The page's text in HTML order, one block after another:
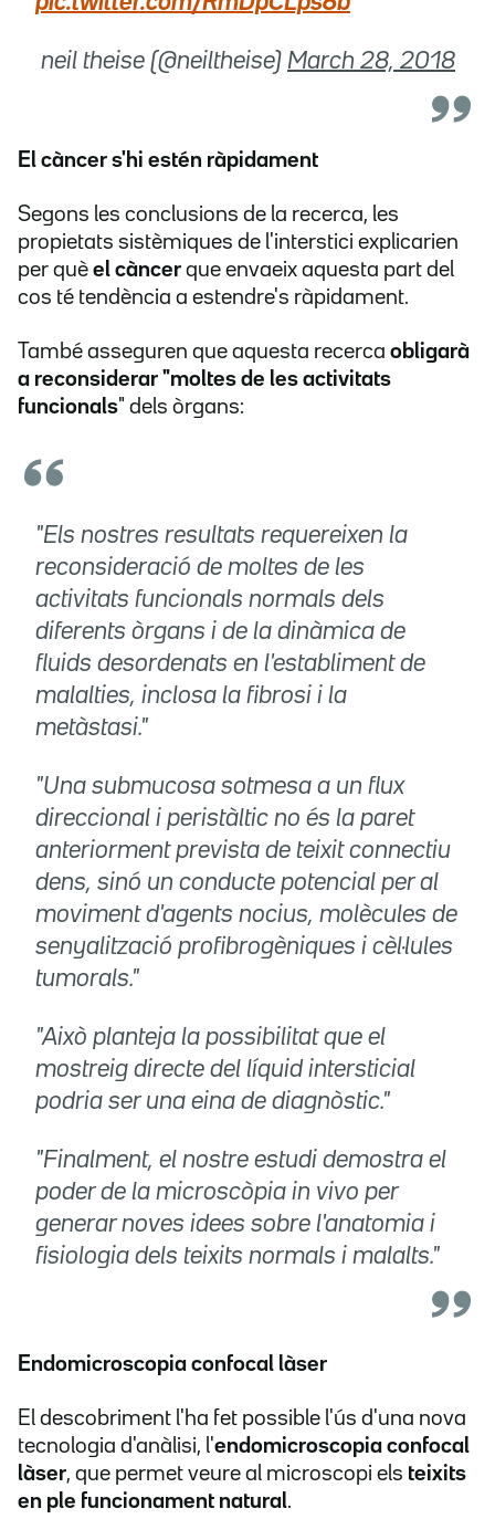
 neil theise (@neiltheise) March 28, 2018
El càncer s'hi estén ràpidament
Segons les conclusions de la recerca, les
propietats sistèmiques de l'interstici explicarien
per què el càncer que envaeix aquesta part del
cos té tendència a estendre's ràpidament.
També asseguren que aquesta recerca obligarà
a reconsiderar "moltes de les activitats
funcionals" dels òrgans:
"Els nostres resultats requereixen la
reconsideració de moltes de les
activitats funcionals normals dels
diferents òrgans i de la dinàmica de
fluids desordenats en l'establiment de
malalties, inclosa la fibrosi i la
metàstasi."
"Una submucosa sotmesa a un flux
direccional i peristàltic no és la paret
anteriorment prevista de teixit connectiu
dens, sinó un conducte potencial per al
moviment d'agents nocius, molècules de
senyalització profibrogèniques i cèl·lules
tumorals."
"Això planteja la possibilitat que el
mostreig directe del líquid intersticial
podria ser una eina de diagnòstic."
"Finalment, el nostre estudi demostra el
poder de la microscòpia in vivo per
generar noves idees sobre l'anatomia i
fisiologia dels teixits normals i malalts."
Endomicroscopia confocal làser
El descobriment l'ha fet possible l'ús d'una nova
tecnologia d'anàlisi, l'endomicroscopia confocal
làser, que permet veure al microscopi els teixits
en ple funcionament natural.